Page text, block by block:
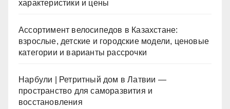
характеристики и цены
Ассортимент велосипедов в Казахстане:
взрослые, детские и городские модели, ценовые
категории и варианты рассрочки
Нарбули | Ретритный дом в Латвии —
пространство для саморазвития и
восстановления